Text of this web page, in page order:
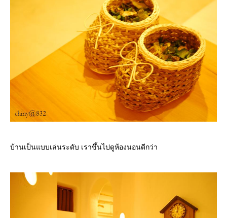
บ้านเป็นแบบเล่นระดับ เราขึ้นไปดูห้องนอนดีกว่า